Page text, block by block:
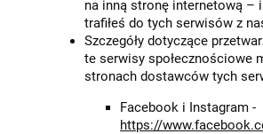
na inną stronę internetową –
trafiłeś do tych serwisów z
Szczegóły dotyczące
te serwisy społecznościowe
stronach dostawców tych
Facebook i Instagram -
https://